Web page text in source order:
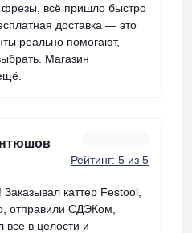
всё пришло быстро
доставка — это
реально помогают,
Магазин
Рейтинг: 5 из 5
каттер Festool,
отправили СДЭКом,
все в целости и